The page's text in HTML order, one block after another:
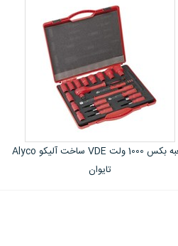
جعبه بکس 174 پارچه اینچ و
من CRAFTSMAN امریکا